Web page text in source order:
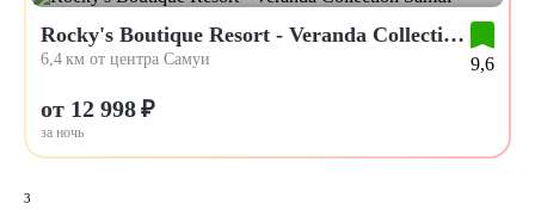
Rocky's Boutique Resort - Veranda Collection Samui
6,4 км от центра Самуи 9,6
от 12 998 ₽
за ночь
3